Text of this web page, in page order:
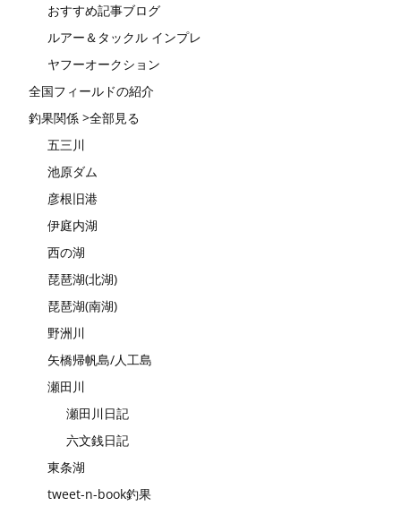
おすすめ記事ブログ
ルアー＆タックル インプレ
ヤフーオークション
全国フィールドの紹介
釣果関係 >全部見る
五三川
池原ダム
彦根旧港
伊庭内湖
西の湖
琵琶湖(北湖)
琵琶湖(南湖)
野洲川
矢橋帰帆島/人工島
瀬田川
瀬田川日記
六文銭日記
東条湖
tweet-n-book釣果